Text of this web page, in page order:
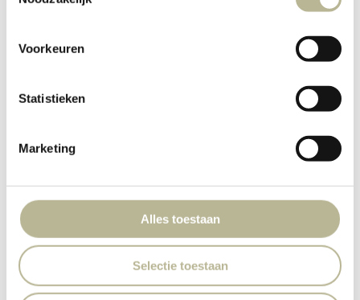
Voorkeuren
Statistieken
Marketing
Alles toestaan
Selectie toestaan